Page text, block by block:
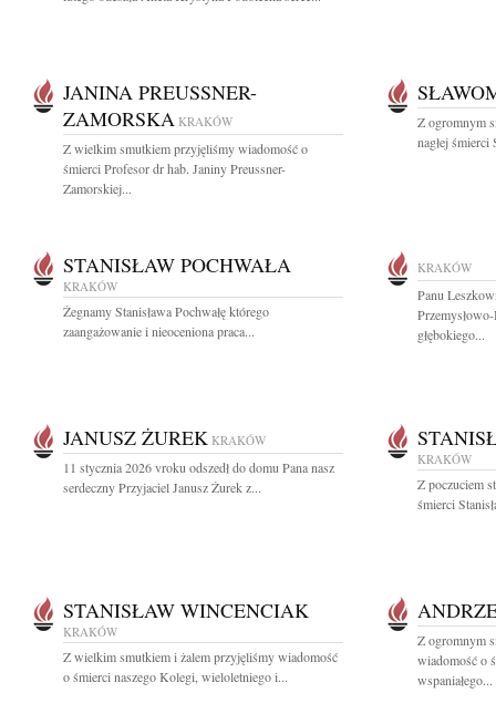
JANINA PREUSSNER-
ZAMORSKA KRAKÓW
Z wielkim smutkiem przyjęliśmy wiadomość o
śmierci Profesor dr hab. Janiny Preussner-
Zamorskiej...
Z ogromnym
nagłej śmierci
STANISŁAW POCHWAŁA
KRAKÓW
Żegnamy Stanisława Pochwałę którego
zaangażowanie i nieoceniona praca...
KRAKÓW
Panu
głębokiego...
JANUSZ ŻUREK KRAKÓW
11 stycznia 2026 vroku odszedł do domu Pana nasz
serdeczny Przyjaciel Janusz Żurek z...
KRAKÓW
Z poczuciem
śmierci
STANISŁAW WINCENCIAK
KRAKÓW
Z wielkim smutkiem i żalem przyjęliśmy wiadomość
o śmierci naszego Kolegi, wieloletniego i...
Z ogromnym
wiadomość o
wspaniałego...